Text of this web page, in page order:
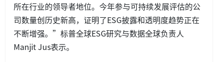
所在行业的领导者地位。今年参与可持续发展评估的公
司数量创历史新高，证明了ESG披露和透明度趋势正在
不断增强。”标普全球ESG研究与数据全球负责人
Manjit Jus表示。